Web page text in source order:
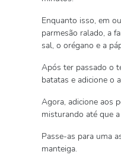
Enquanto isso, em
parmesão ralado, a
sal, o orégano e a
Após ter passado o
batatas e adicione o
Agora, adicione aos
misturando até que
Passe-as para uma
manteiga.